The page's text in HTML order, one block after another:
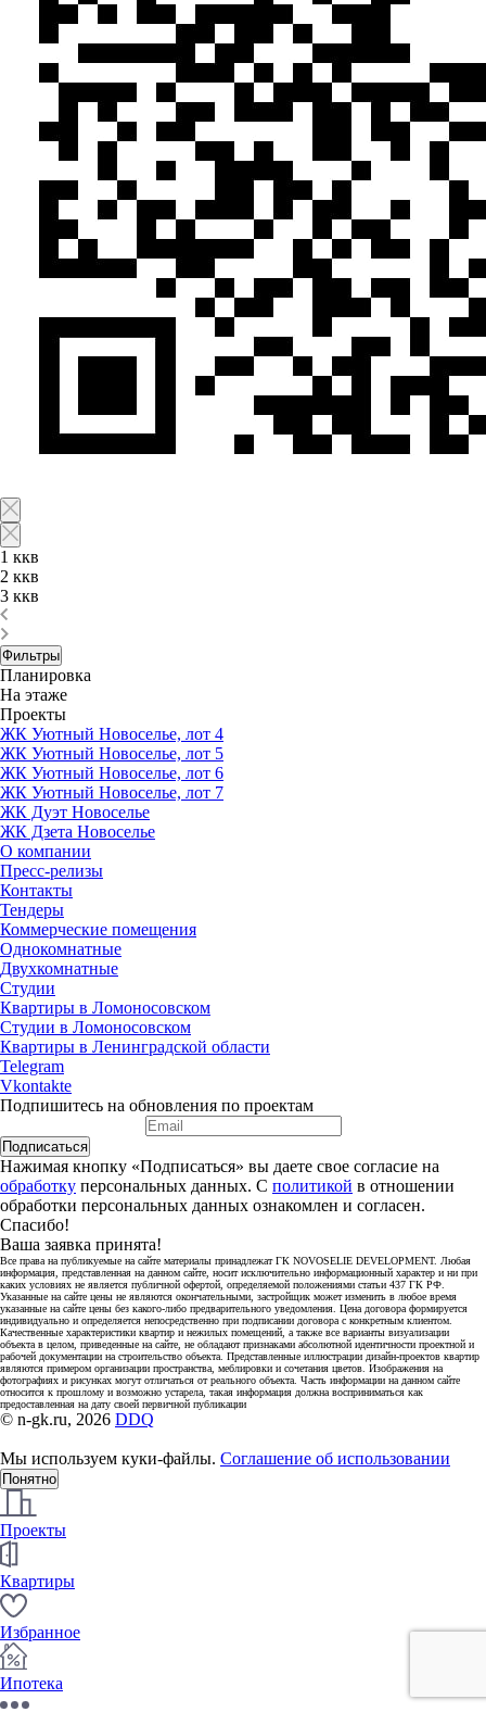
1 ккв
2 ккв
3 ккв
Фильтры
Планировка
На этаже
Проекты
ЖК Уютный Новоселье, лот 4
ЖК Уютный Новоселье, лот 5
ЖК Уютный Новоселье, лот 6
ЖК Уютный Новоселье, лот 7
ЖК Дуэт Новоселье
ЖК Дзета Новоселье
О компании
Пресс-релизы
Контакты
Тендеры
Коммерческие помещения
Однокомнатные
Двухкомнатные
Студии
Квартиры в Ломоносовском
Студии в Ломоносовском
Квартиры в Ленинградской области
Telegram
Vkontakte
Подпишитесь на обновления по проектам
Подписаться
Нажимая кнопку «Подписаться» вы даете свое согласие на
обработку персональных данных. С политикой в отношении
обработки персональных данных ознакомлен и согласен.
Спасибо!
Ваша заявка принята!
Все права на публикуемые на сайте материалы принадлежат ГК NOVOSELIE DEVELOPMENT. Любая
информация, представленная на данном сайте, носит исключительно информационный характер и ни при
каких условиях не является публичной офертой, определяемой положениями статьи 437 ГК РФ.
Указанные на сайте цены не являются окончательными, застройщик может изменить в любое время
указанные на сайте цены без какого-либо предварительного уведомления. Цена договора формируется
индивидуально и определяется непосредственно при подписании договора с конкретным клиентом.
Качественные характеристики квартир и нежилых помещений, а также все варианты визуализации
объекта в целом, приведенные на сайте, не обладают признаками абсолютной идентичности проектной и
рабочей документации на строительство объекта. Представленные иллюстрации дизайн-проектов квартир
являются примером организации пространства, меблировки и сочетания цветов. Изображения на
фотографиях и рисунках могут отличаться от реального объекта. Часть информации на данном сайте
относится к прошлому и возможно устарела, такая информация должна восприниматься как
предоставленная на дату своей первичной публикации
© n-gk.ru, 2026 DDQ
Мы используем куки-файлы. Соглашение об использовании
Понятно
Проекты
Квартиры
Избранное
Ипотека